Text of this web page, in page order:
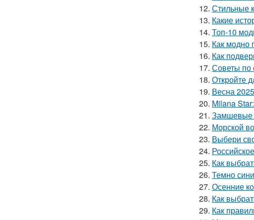
12. Стильные
13. Какие
14. Топ-10
15. Как модно
16. Как
17. Советы по
18. Откройте
19. Весна
20. Milana
21. Замшевые
22. Морской
23. Выбери
24.
25. Как
26. Темно
27. Осенние
28. Как
29. Как